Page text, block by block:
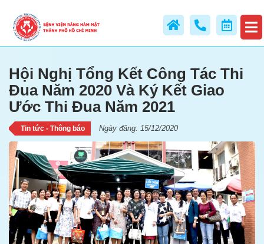
Đua Năm 2020 Và Ký Kết Giao
Ước Thi Đua Năm 2021
Hội Nghị Tổng Kết Công Tác Thi
Đua Năm 2020 Và Ký Kết Giao
Ước Thi Đua Năm 2021
Tin tức - Thông báo Ngày đăng: 15/12/2020